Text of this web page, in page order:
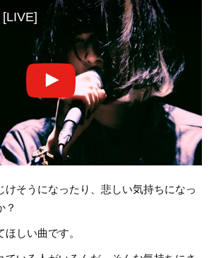
けそうになったり、悲しい気持ちになっ
？
しい曲です。